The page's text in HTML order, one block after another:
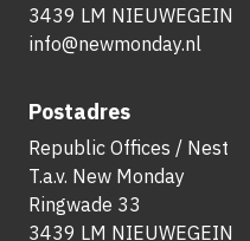
3439 LM NIEUWEGEIN
info@newmonday.nl
Postadres
Republic Offices / Nest
T.a.v. New Monday
Ringwade 33
3439 LM NIEUWEGEIN